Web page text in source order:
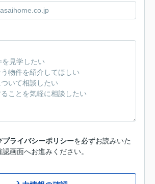
プライバシーポリシーを必ずお読みいた
画面へお進みください。